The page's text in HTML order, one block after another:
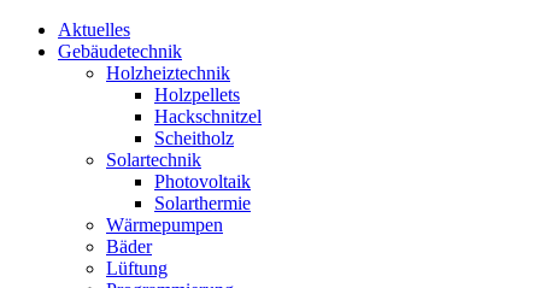
Aktuelles
Gebäudetechnik
Holzheiztechnik
Holzpellets
Hackschnitzel
Scheitholz
Solartechnik
Photovoltaik
Solarthermie
Wärmepumpen
Bäder
Lüftung